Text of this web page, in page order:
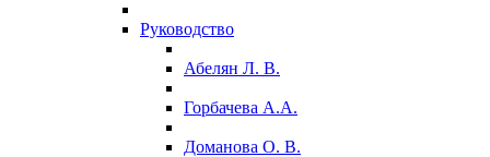
Руководство
Абелян Л. В.
Горбачева А.А.
Доманова О. В.